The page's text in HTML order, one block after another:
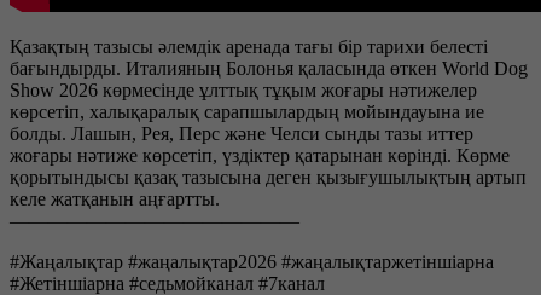
Қазақтың тазысы әлемдік аренада тағы бір тарихи белесті
бағындырды. Италияның Болонья қаласында өткен World Dog
Show 2026 көрмесінде ұлттық тұқым жоғары нәтижелер
көрсетіп, халықаралық сарапшылардың мойындауына ие
болды. Лашын, Рея, Перс және Челси сынды тазы иттер
жоғары нәтиже көрсетіп, үздіктер қатарынан көрінді. Көрме
қорытындысы қазақ тазысына деген қызығушылықтың артып
келе жатқанын аңғартты.
———————————————
#Жаңалықтар #жаңалықтар2026 #жаңалықтаржетіншіарна
#Жетіншіарна #седьмойканал #7канал